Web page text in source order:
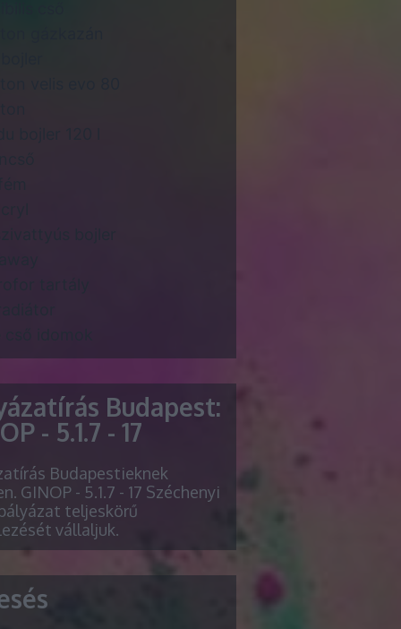
Budapest:
- 5.1.7 - 17
Budapestieknek
GINOP - 5.1.7 - 17 Széchenyi
teljeskörű
vállaljuk.